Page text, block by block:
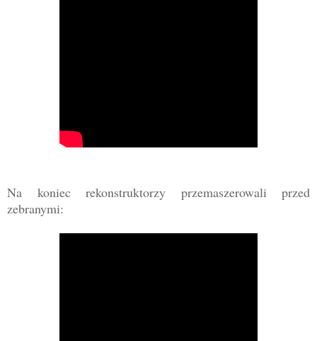
Na koniec rekonstruktorzy przemaszerowali przed
zebranymi: